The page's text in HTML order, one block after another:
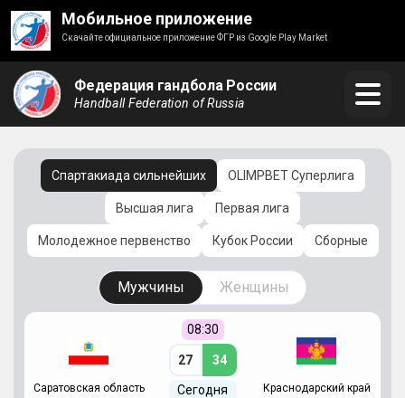
Мобильное приложение
Скачайте официальное приложение ФГР из Google Play Market
Федерация гандбола России
Handball Federation of Russia
Спартакиада сильнейших OLIMPBET Суперлига
Высшая лига Первая лига
Молодежное первенство Кубок России Сборные
Мужчины Женщины
Саратовская область
08:30
27 34
Сегодня Краснодарский край